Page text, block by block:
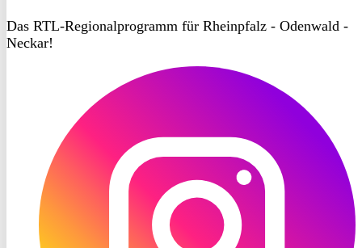
Das RTL-Regionalprogramm für Rheinpfalz - Odenwald -
Neckar!
Instagram